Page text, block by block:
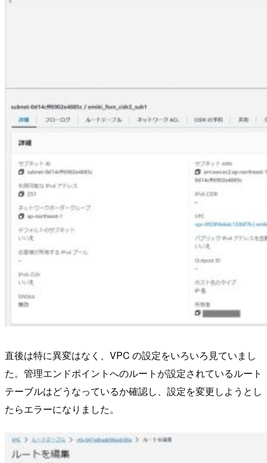
直後は特に異変はなく、VPC の設定をいろいろ見ていまし
た。管理エンドポイントへのルートが設定されているルート
テーブルはどうなっているか確認し、設定を変更しようとし
たらエラーになりました。